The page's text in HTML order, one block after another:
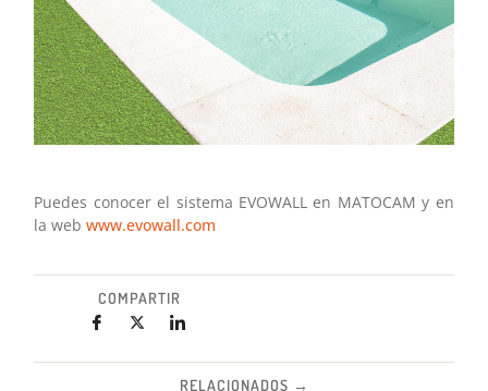
Puedes conocer el sistema EVOWALL en MATOCAM y en
la webwww.evowall.com
COMPARTIR
RELACIONADOS →